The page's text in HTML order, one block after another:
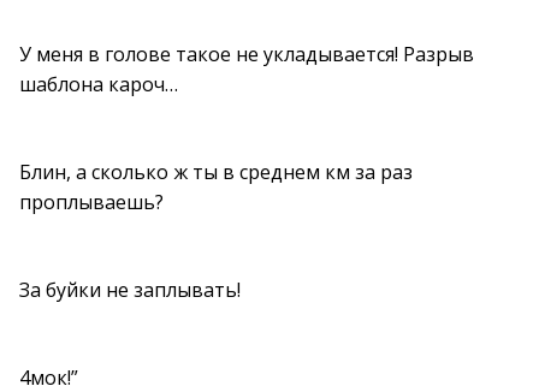
У меня в голове такое не укладывается! Разрыв
шаблона кароч…
Блин, а сколько ж ты в среднем км за раз
проплываешь?
За буйки не заплывать!
4мок!”